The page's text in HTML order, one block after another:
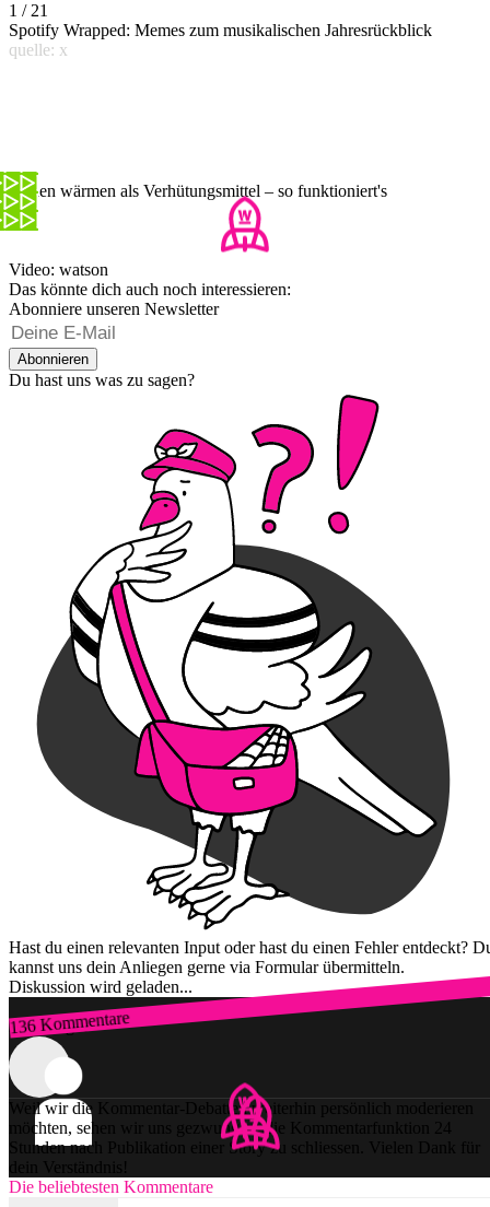
1 / 21
Spotify Wrapped: Memes zum musikalischen Jahresrückblick
quelle: x
Hoden wärmen als Verhütungsmittel – so funktioniert's
Video: watson
Das könnte dich auch noch interessieren:
Abonniere unseren Newsletter
Abonnieren
Du hast uns was zu sagen?
Hast du einen relevanten Input oder hast du einen Fehler entdeckt?
kannst uns dein Anliegen gerne via Formular übermitteln.
Diskussion wird geladen...
136 Kommentare
Zum Login
Weil wir die Kommentar-Debatten weiterhin persönlich moderieren
möchten, sehen wir uns gezwungen, die Kommentarfunktion 24
Stunden nach Publikation einer Story zu schliessen. Vielen Dank für
dein Verständnis!
Die beliebtesten Kommentare